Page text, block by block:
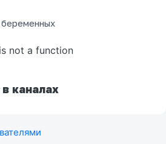
not a function
каналах